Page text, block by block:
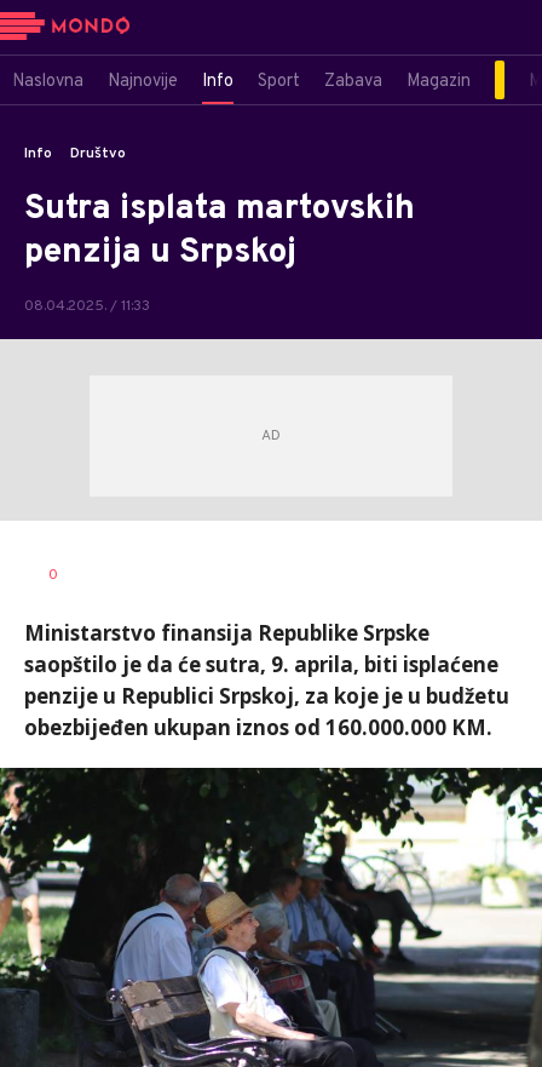
Naslovna Najnovije Info Sport Zabava Magazin
Info Društvo
Sutra isplata martovskih
penzija u Srpskoj
08.04.2025. / 11:33
AUTOR
0
Ministarstvo finansija Republike Srpske
saopštilo je da će sutra, 9. aprila, biti isplaćene
penzije u Republici Srpskoj, za koje je u budžetu
obezbijeđen ukupan iznos od 160.000.000 KM.